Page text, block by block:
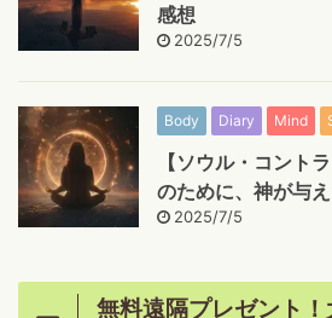
感想
2025/7/5
Body Diary Mind
【ソウル・コント
のために、神が与え
2025/7/5
無料遠隔プレゼント